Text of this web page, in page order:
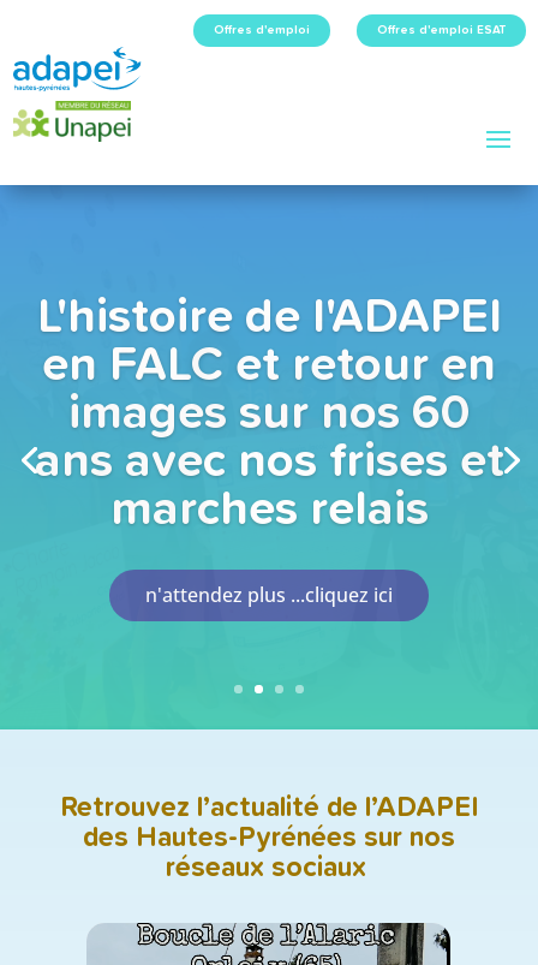
Offres d'emploi Offres d'emploi ESAT
L'histoire de l'ADAPEI
en FALC et retour en
images sur nos 60
ans avec nos frises et
marches relais
n'attendez plus ...cliquez ici
Retrouvez l’actualité de l’ADAPEI
des Hautes-Pyrénées sur nos
réseaux sociaux